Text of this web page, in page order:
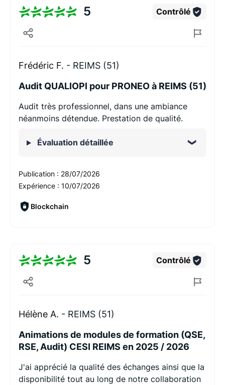
5 Contrôlé
Frédéric F. - REIMS (51)
Audit QUALIOPI pour PRONEO à REIMS (51)
Audit très professionnel, dans une ambiance
néanmoins détendue. Prestation de qualité.
Évaluation détaillée
Publication : 28/07/2026
Expérience : 10/07/2026
Blockchain
5 Contrôlé
Hélène A. - REIMS (51)
Animations de modules de formation (QSE,
RSE, Audit) CESI REIMS en 2025 / 2026
J'ai apprécié la qualité des échanges ainsi que la
disponibilité tout au long de notre collaboration